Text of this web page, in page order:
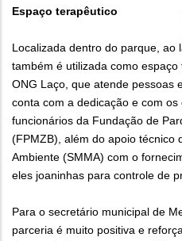
Espaço terapêutico
Localizada dentro do parque, ao
também é utilizada como
ONG Laço, que atende pessoas
conta com a dedicação e com
funcionários da Fundação de
(FPMZB), além do apoio técnico
Ambiente (SMMA) com o
eles joaninhas para controle de
Para o secretário municipal de
parceria é muito positiva e